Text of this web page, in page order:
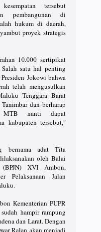
tersebut
pembangunan di
hukum di daerah,
proyek strategis
10.000 sertipikat
satu hal penting
Jokowi bahwa
telah mengusulkan
Tenggara Barat
dan berharap
MTB nanti dapat
kabupaten tersebut,"
bernama adat Tita
oleh Balai
(BPJN) XVI Ambon,
Pelaksanaan Jalan
Kementerian PUPR
hampir rampung
dan Larat. Dengan
Ralan akan menjadi